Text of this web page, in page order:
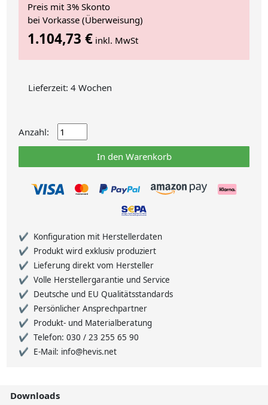
Preis mit 3% Skonto
bei Vorkasse (Überweisung)
1.104,73 € inkl. MwSt
Lieferzeit: 4 Wochen
Anzahl:
In den Warenkorb
Konfiguration mit Herstellerdaten
Produkt wird exklusiv produziert
Lieferung direkt vom Hersteller
Volle Herstellergarantie und Service
Deutsche und EU Qualitätsstandards
Persönlicher Ansprechpartner
Produkt- und Materialberatung
Telefon: 030 / 23 255 65 90
E-Mail: info@hevis.net
Downloads